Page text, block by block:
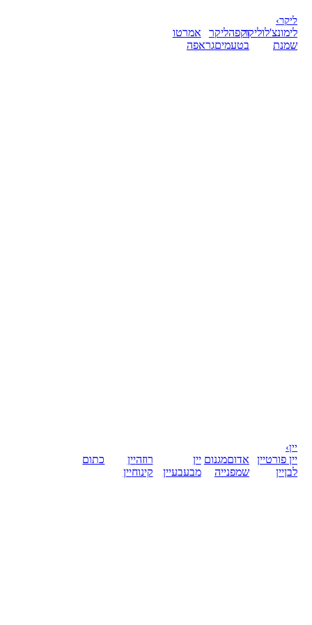
ליקר›
לימונצ'לוליקר
שמנת
וקפהליקר
בטעמיםגראפה
אמרטו
יין›
יין פורטיין
לבןיין
אדוםמגנום
שמפנייה
יין
מבעבעיין
רוזהיין
קינוחיין
כתום